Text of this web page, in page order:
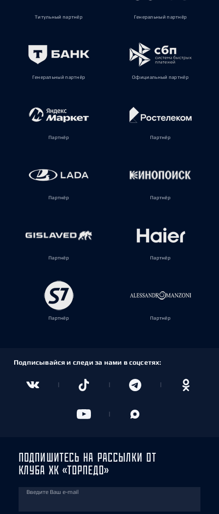
Титульный партнёр Генеральный партнёр
Генеральный партнёр Официальный партнёр
Партнёр Партнёр
Партнёр Партнёр
Партнёр Партнёр
Партнёр Партнёр
Подписывайся и следи за нами в соцсетях:
ПОДПИШИТЕСЬ НА РАССЫЛКИ ОТ
КЛУБА ХК «ТОРПЕДО»
Введите Ваш e-mail